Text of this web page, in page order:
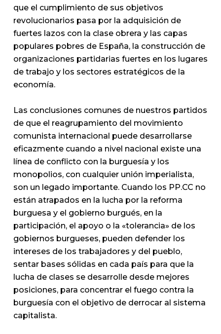
que el cumplimiento de sus objetivos
revolucionarios pasa por la adquisición de
fuertes lazos con la clase obrera y las capas
populares pobres de España, la construcción de
organizaciones partidarias fuertes en los lugares
de trabajo y los sectores estratégicos de la
economía.
Las conclusiones comunes de nuestros partidos
de que el reagrupamiento del movimiento
comunista internacional puede desarrollarse
eficazmente cuando a nivel nacional existe una
línea de conflicto con la burguesía y los
monopolios, con cualquier unión imperialista,
son un legado importante. Cuando los PP.CC no
están atrapados en la lucha por la reforma
burguesa y el gobierno burgués, en la
participación, el apoyo o la «tolerancia» de los
gobiernos burgueses, pueden defender los
intereses de los trabajadores y del pueblo,
sentar bases sólidas en cada país para que la
lucha de clases se desarrolle desde mejores
posiciones, para concentrar el fuego contra la
burguesía con el objetivo de derrocar al sistema
capitalista.